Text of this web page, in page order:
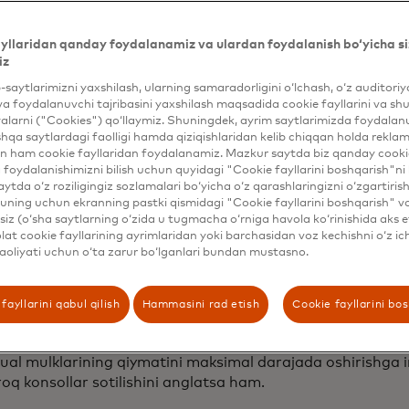
odamlar video oʻyin oʻynab dam olishni yoqtirishadi,
xoh konsol orqali ochiq dunyoga kirsinlar yoki
shoʻngʻish uchun garnitura taqsinlar. Biroq,
bo'shashgan emas, o'yinlarni yaratish, chiqarish
o'zgartirib yuborgan seysmik o'zgarishlar
"konsol urushlari" deb nomlangan voqealardan
ko'chmas mulk uchun kurashganidan beri, o'yinlar
bog'lar seriyasi sifatida faoliyat yuritib kelgan, har bir
jalb qilish uchun eksklyuziv o'yinlarni mushuk o'ti
kunda bu devorlar tobora ko'proq qulab tusha boshladi,
mulklarining qiymatini maksimal darajada oshirishga
konsollar sotilishini anglatsa ham.
qanday foydalanamiz va ulardan foydalanish bo‘yicha
saytlarimizni yaxshilash, ularning samaradorligini o‘lchash, o‘z
foydalanuvchi tajribasini yaxshilash maqsadida cookie fayllarini va
("Cookies") qo‘llaymiz. Shuningdek, ayrim saytlarimizda
saytlardagi faolligi hamda qiziqishlaridan kelib chiqqan holda
ham cookie fayllaridan foydalanamiz. Mazkur saytda biz qanday
foydalanishimizni bilish uchun quyidagi "Cookie fayllarini boshqarish"ni
o‘z roziligingiz sozlamalari bo‘yicha o‘z qarashlaringizni
uchun ekranning pastki qismidagi "Cookie fayllarini boshqarish"
(o‘sha saytlarning o‘zida u tugmacha o‘rniga havola ko‘rinishida aks
cookie fayllarining ayrimlaridan yoki barchasidan voz kechishni o‘z
uchun o‘ta zarur bo‘lganlari bundan mustasno.
fayllarini qabul qilish Hammasini rad etish Cookie fayllarini